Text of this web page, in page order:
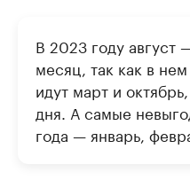
В 2023 году
месяц, так как в
идут март и
дня. А самые
года — январь,